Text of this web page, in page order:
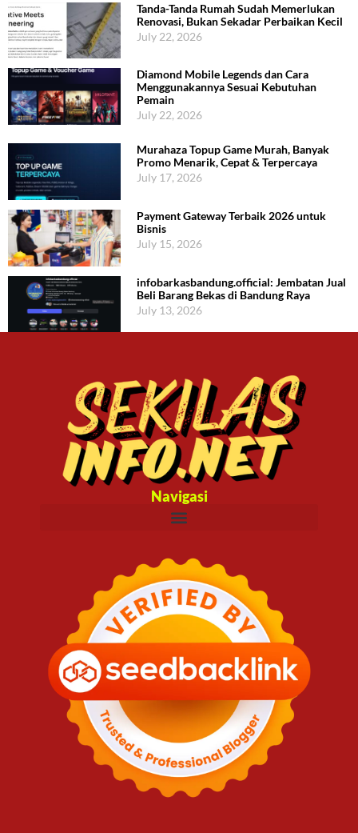
Tanda-Tanda Rumah Sudah Memerlukan
Renovasi, Bukan Sekadar Perbaikan Kecil
July 22, 2026
Diamond Mobile Legends dan Cara
Menggunakannya Sesuai Kebutuhan
Pemain
July 22, 2026
Murahaza Topup Game Murah, Banyak
Promo Menarik, Cepat & Terpercaya
July 17, 2026
Payment Gateway Terbaik 2026 untuk
Bisnis
July 15, 2026
infobarkasbandung.official: Jembatan Jual
Beli Barang Bekas di Bandung Raya
July 13, 2026
Navigasi